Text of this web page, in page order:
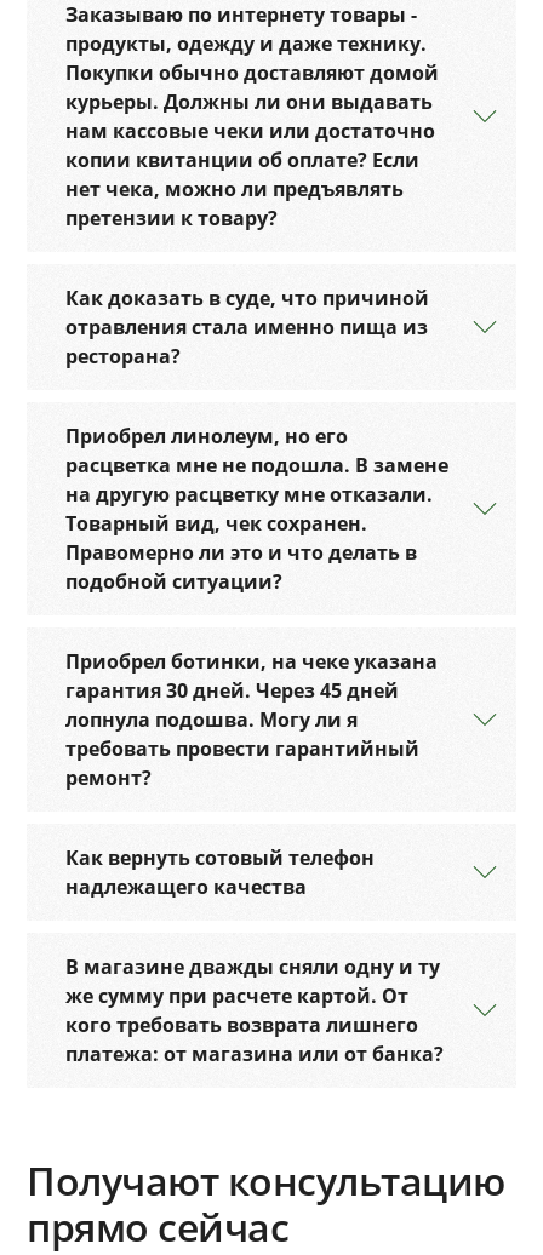
Заказываю по интернету товары -
продукты, одежду и даже технику.
Покупки обычно доставляют домой
курьеры. Должны ли они выдавать
нам кассовые чеки или достаточно
копии квитанции об оплате? Если
нет чека, можно ли предъявлять
претензии к товару?
Как доказать в суде, что причиной
отравления стала именно пища из
ресторана?
Приобрел линолеум, но его
расцветка мне не подошла. В замене
на другую расцветку мне отказали.
Товарный вид, чек сохранен.
Правомерно ли это и что делать в
подобной ситуации?
Приобрел ботинки, на чеке указана
гарантия 30 дней. Через 45 дней
лопнула подошва. Могу ли я
требовать провести гарантийный
ремонт?
Как вернуть сотовый телефон
надлежащего качества
В магазине дважды сняли одну и ту
же сумму при расчете картой. От
кого требовать возврата лишнего
платежа: от магазина или от банка?
Получают консультацию
прямо сейчас